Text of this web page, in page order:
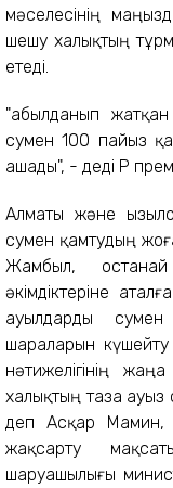
мәселесінің
шешу халықтың
етеді.
"Қабылданып
сумен 100 пайыз
ашады", - деді ҚР
Алматы және
сумен қамтудың
Жамбыл,
әкімдіктеріне
ауылдарды
шараларын
нәтижелігінің
халықтың таза ауыз
деп Асқар Мамин,
жақсарту
шаруашылығы